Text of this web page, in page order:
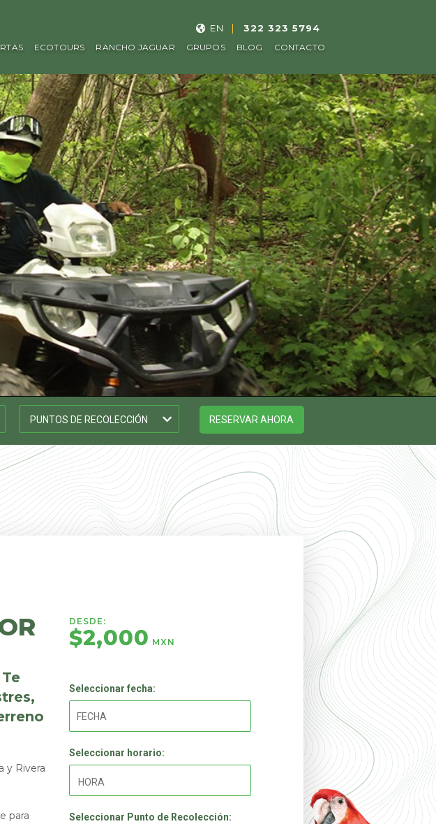
EN
322 323 5794
ECOTOURS RANCHO JAGUAR GRUPOS BLOG CONTACTO
RESERVAR AHORA
y Rivera
para
DESDE:
$2,000 MXN
Seleccionar fecha:
Seleccionar horario:
Seleccionar Punto de Recolección: